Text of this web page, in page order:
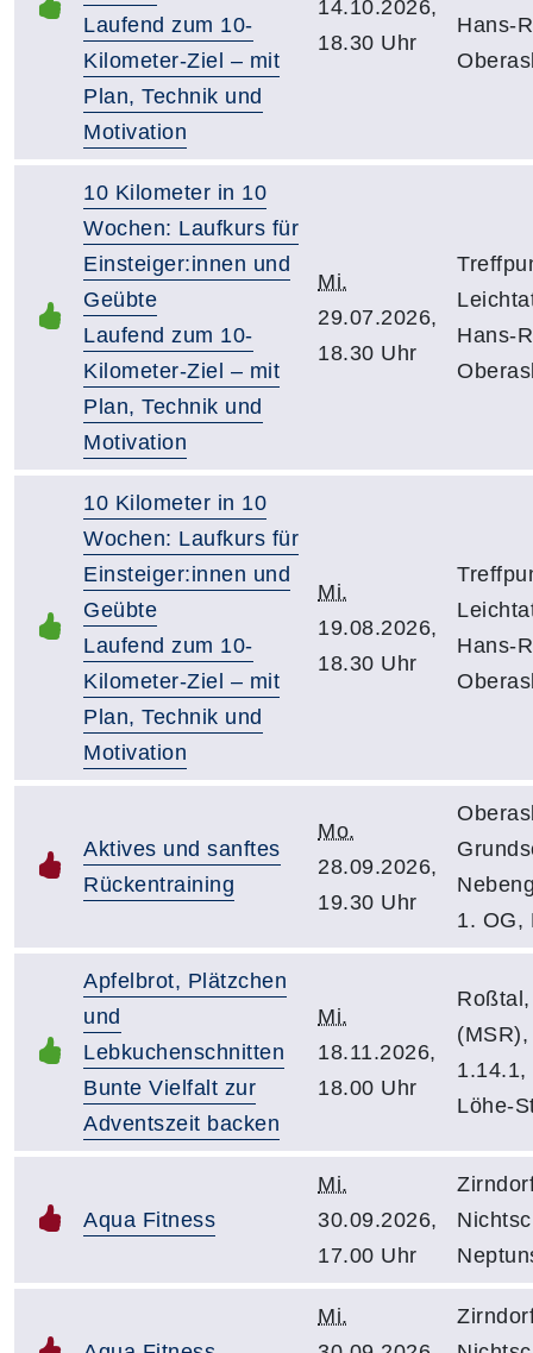
Laufend zum 10-
Kilometer-Ziel – mit
Plan, Technik und
Motivation
14.10.2026,
18.30 Uhr
Hans-
10 Kilometer in 10
Wochen: Laufkurs für
Einsteiger:innen und
Geübte
Laufend zum 10-
Kilometer-Ziel – mit
Plan, Technik und
Motivation
Mi.
29.07.2026,
18.30 Uhr
Hans-
10 Kilometer in 10
Wochen: Laufkurs für
Einsteiger:innen und
Geübte
Laufend zum 10-
Kilometer-Ziel – mit
Plan, Technik und
Motivation
Mi.
19.08.2026,
18.30 Uhr
Hans-
Aktives und sanftes
Rückentraining
Mo.
28.09.2026,
19.30 Uhr
1. OG,
Apfelbrot, Plätzchen
und
Lebkuchenschnitten
Bunte Vielfalt zur
Adventszeit backen
Mi.
18.11.2026,
18.00 Uhr
1.14.1,
Löhe-
Aqua Fitness
Mi.
30.09.2026,
17.00 Uhr
Mi.